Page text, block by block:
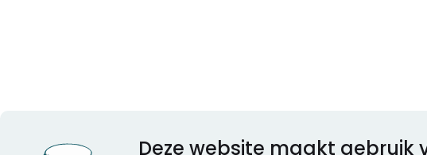
Deze website maakt gebruik